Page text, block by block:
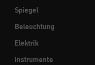
Spiegel
Beleuchtung
Elektrik
Instrumente